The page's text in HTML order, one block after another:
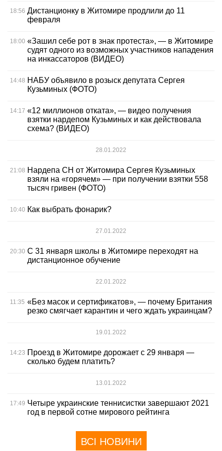
18:56 Дистанционку в Житомире продлили до 11
февраля
18:00 «Зашил себе рот в знак протеста», — в Житомире
судят одного из возможных участников нападения
на инкассаторов (ВИДЕО)
14:48 НАБУ объявило в розыск депутата Сергея
Кузьминых (ФОТО)
14:17 «12 миллионов отката», — видео получения
взятки нардепом Кузьминых и как действовала
схема? (ВИДЕО)
28.01.2022
21:08 Нардепа СН от Житомира Сергея Кузьминых
взяли на «горячем» — при получении взятки 558
тысяч гривен (ФОТО)
10:40 Как выбрать фонарик?
27.01.2022
20:30 С 31 января школы в Житомире переходят на
дистанционное обучение
22.01.2022
11:35 «Без масок и сертификатов», — почему Британия
резко смягчает карантин и чего ждать украинцам?
19.01.2022
14:23 Проезд в Житомире дорожает с 29 января —
сколько будем платить?
13.01.2022
17:49 Четыре украинские теннисистки завершают 2021
год в первой сотне мирового рейтинга
ВСІ НОВИНИ